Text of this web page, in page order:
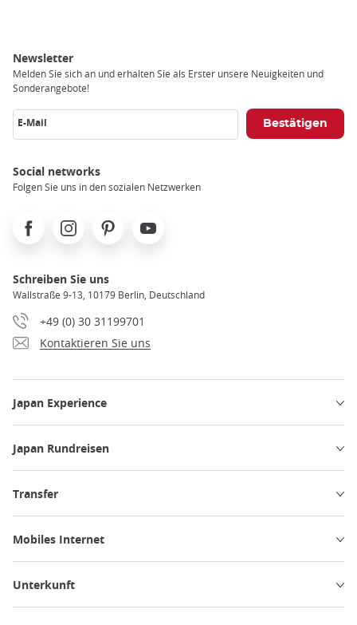
Newsletter
Melden Sie sich an und erhalten Sie als Erster unsere Neuigkeiten und
Sonderangebote!
E-Mail
Social networks
Folgen Sie uns in den sozialen Netzwerken
FacebookInstagramPinterest Youtube
Schreiben Sie uns
Wallstraße 9-13, 10179 Berlin, Deutschland
+49 (0) 30 31199701
Kontaktieren Sie uns
Japan Experience
Japan Rundreisen
Transfer
Mobiles Internet
Unterkunft